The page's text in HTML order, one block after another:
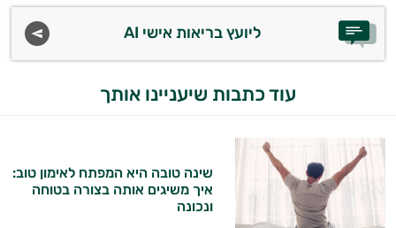
ליועץ בריאות אישי AI
עוד כתבות שיעניינו אותך
שינה טובה היא המפתח לאימון טוב:
איך משיגים אותה בצורה בטוחה
ונכונה